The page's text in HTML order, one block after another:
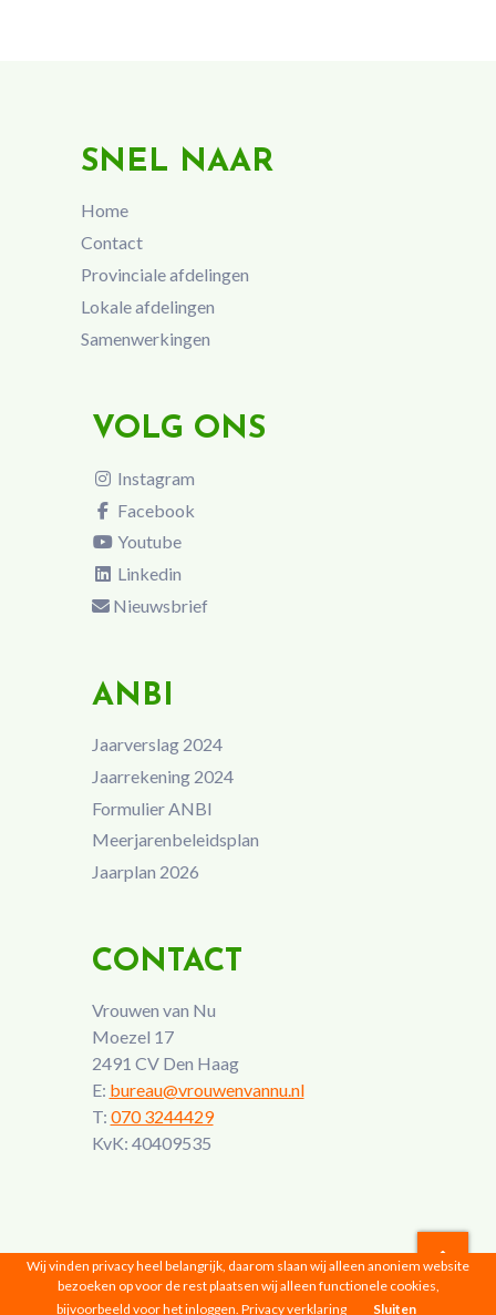
SNEL NAAR
Home
Contact
Provinciale afdelingen
Lokale afdelingen
Samenwerkingen
VOLG ONS
Instagram
Facebook
Youtube
Linkedin
Nieuwsbrief
ANBI
Jaarverslag 2024
Jaarrekening 2024
Formulier ANBI
Meerjarenbeleidsplan
Jaarplan 2026
CONTACT
Vrouwen van Nu
Moezel 17
2491 CV Den Haag
E: bureau@vrouwenvannu.nl
T: 070 3244429
KvK: 40409535
Vrouwen van Nu © 2026 |Privacyverklaring
Wij vinden privacy heel belangrijk, daarom slaan wij alleen anoniem website
bezoeken op voor de rest plaatsen wij alleen functionele cookies,
bijvoorbeeld voor het inloggen. Privacy verklaring Sluiten